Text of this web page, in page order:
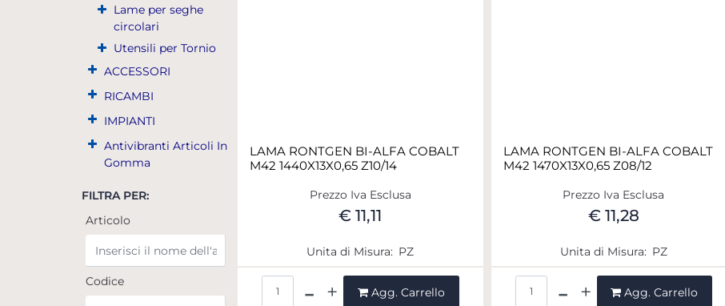
Lame per seghe
circolari
Utensili per Tornio
ACCESSORI
RICAMBI
IMPIANTI
Antivibranti Articoli In
Gomma
FILTRA PER:
Articolo
Codice
LAMA RONTGEN BI-ALFA COBALT
M42 1440X13X0,65 Z10/14
Prezzo Iva Esclusa
€ 11,11
Unita di Misura: PZ
Agg. Carrello
LAMA RONTGEN BI-ALFA COBALT
M42 1470X13X0,65 Z08/12
Prezzo Iva Esclusa
€ 11,28
Unita di Misura: PZ
Agg. Carrello